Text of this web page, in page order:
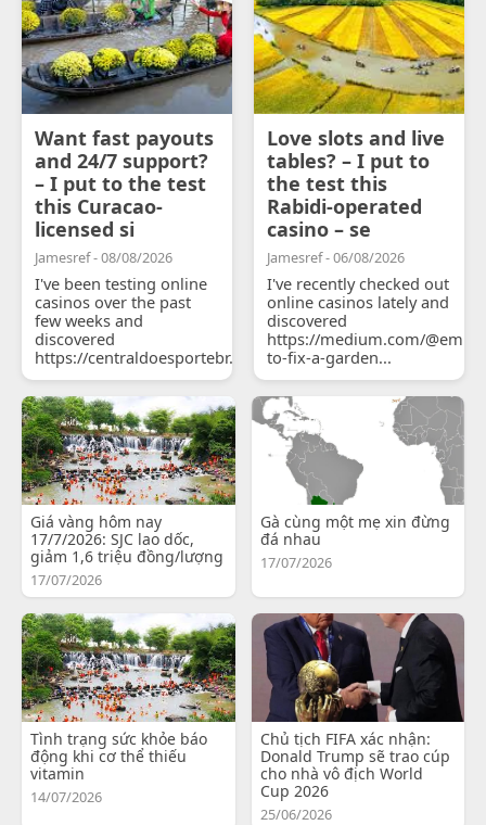
Want fast payouts
and 24/7 support?
– I put to the test
this Curacao-
licensed si
Jamesref - 08/08/2026
I've been testing online
casinos over the past
few weeks and
discovered
https://centraldoesportebr.substack.com/p/cucure...
Love slots and live
tables? – I put to
the test this
Rabidi-operated
casino – se
Jamesref - 06/08/2026
I've recently checked out
online casinos lately and
discovered
https://medium.com/
to-fix-a-garden...
Giá vàng hôm nay
17/7/2026: SJC lao dốc,
giảm 1,6 triệu đồng/lượng
17/07/2026
Gà cùng một mẹ xin đừng
đá nhau
17/07/2026
Tình trạng sức khỏe báo
động khi cơ thể thiếu
vitamin
14/07/2026
Chủ tịch FIFA xác nhận:
Donald Trump sẽ trao cúp
cho nhà vô địch World
Cup 2026
25/06/2026